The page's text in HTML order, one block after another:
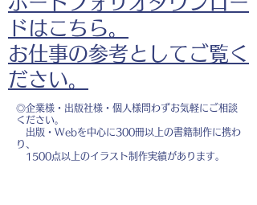
ドはこちら。
お仕事の参考としてご覧く
ださい。
◎企業様・出版社様・個人様問わずお気軽にご相談
ください。
出版・Webを中心に300冊以上の書籍制作に携わ
り、
1500点以上のイラスト制作実績があります。